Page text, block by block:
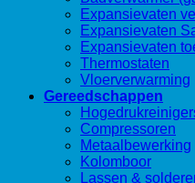
Expansievaten
Expansievaten
Expansievaten
Thermostaten
Vloerverwarming
Gereedschappen
Compressoren
Metaalbewerking
Kolomboor
Lassen &